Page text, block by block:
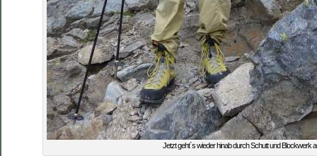
Jetzt geht´s wieder hinab durch Schutt und Blockwerk